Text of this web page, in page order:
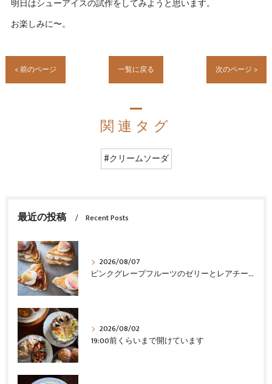
明日はシューアイスの試作をしてみようと思います。
お楽しみに〜。
< 前のページ 一覧に戻る 次のページ >
関連タグ
#クリームソーダ
最近の投稿 Recent Posts
2026/08/07
ピンクグレープフルーツのゼリーとレアチーズ
2026/08/02
19:00前くらいまで開けています